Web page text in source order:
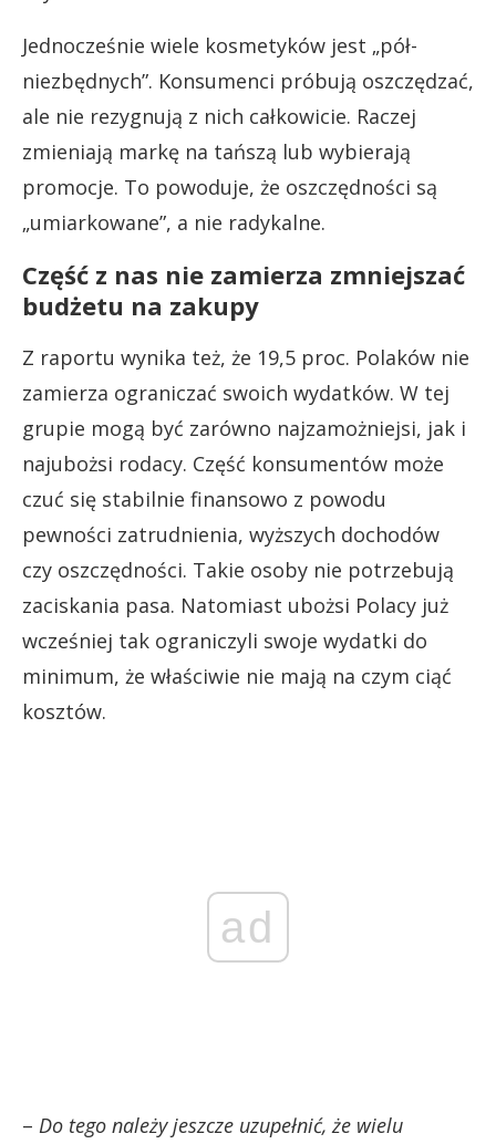
Jednocześnie wiele kosmetyków jest „pół-
niezbędnych”. Konsumenci próbują oszczędzać,
ale nie rezygnują z nich całkowicie. Raczej
zmieniają markę na tańszą lub wybierają
promocje. To powoduje, że oszczędności są
„umiarkowane”, a nie radykalne.
Część z nas nie zamierza zmniejszać
budżetu na zakupy
Z raportu wynika też, że 19,5 proc. Polaków nie
zamierza ograniczać swoich wydatków. W tej
grupie mogą być zarówno najzamożniejsi, jak i
najubożsi rodacy. Część konsumentów może
czuć się stabilnie finansowo z powodu
pewności zatrudnienia, wyższych dochodów
czy oszczędności. Takie osoby nie potrzebują
zaciskania pasa. Natomiast ubożsi Polacy już
wcześniej tak ograniczyli swoje wydatki do
minimum, że właściwie nie mają na czym ciąć
kosztów.
ad
– Do tego należy jeszcze uzupełnić, że wielu